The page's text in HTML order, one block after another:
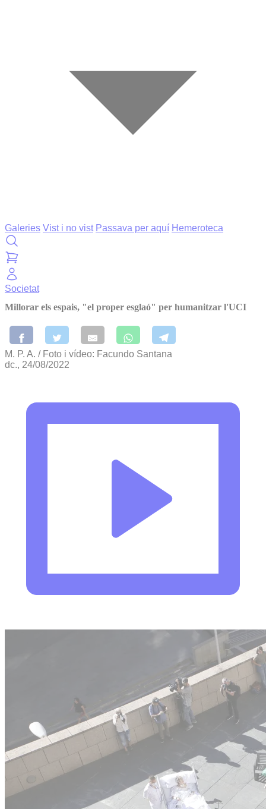
Galeries Vist i no vist Passava per aquí Hemeroteca
Societat
Millorar els espais, "el proper esglaó" per humanitzar l'UCI
M. P. A. / Foto i vídeo: Facundo Santana
dc., 24/08/2022